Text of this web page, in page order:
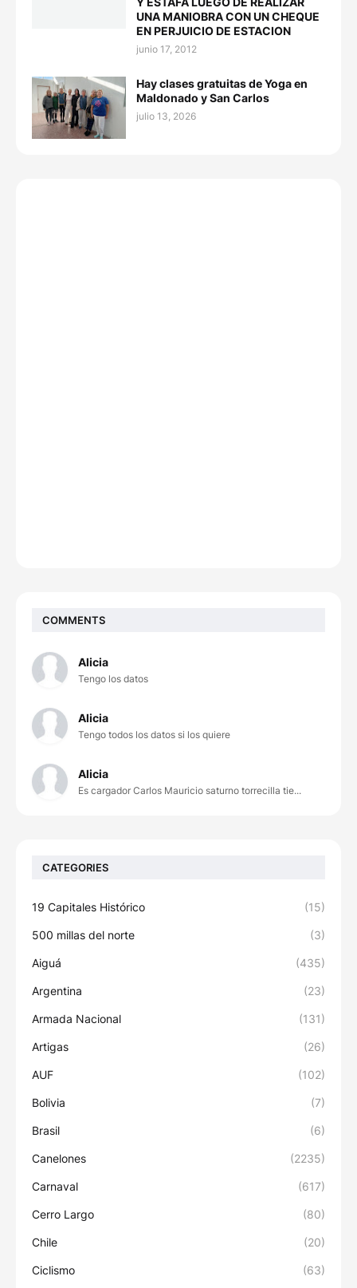
UNA MANIOBRA CON UN CHEQUE
EN PERJUICIO DE ESTACION
junio 17, 2012
Hay clases gratuitas de Yoga en
Maldonado y San Carlos
julio 13, 2026
COMMENTS
Alicia
Tengo los datos
Alicia
Tengo todos los datos si los quiere
Alicia
Es cargador Carlos Mauricio saturno torrecilla tie...
CATEGORIES
19 Capitales Histórico (15)
500 millas del norte (3)
Aiguá (435)
Argentina (23)
Armada Nacional (131)
Artigas (26)
AUF (102)
Bolivia (7)
Brasil (6)
Canelones (2235)
Carnaval (617)
Cerro Largo (80)
Chile (20)
Ciclismo (63)